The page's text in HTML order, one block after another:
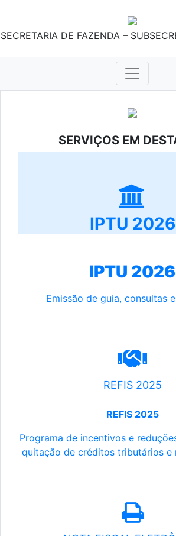
SECRETARIA DE FAZENDA –
SERVIÇOS EM
IPTU 2026
IPTU 2026
Emissão de guia, consultas
REFIS 2025
REFIS 2025
Programa de incentivos e
quitação de créditos tributários e